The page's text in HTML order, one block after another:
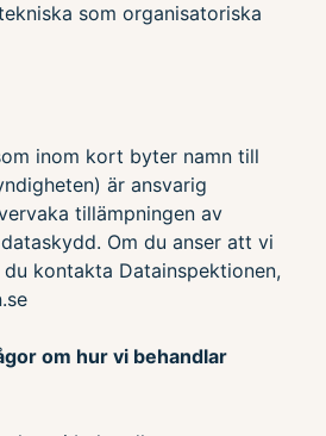
som organisatoriska
inom kort byter namn till
är ansvarig
tillämpningen av
Om du anser att vi
kontakta Datainspektionen,
om hur vi behandlar